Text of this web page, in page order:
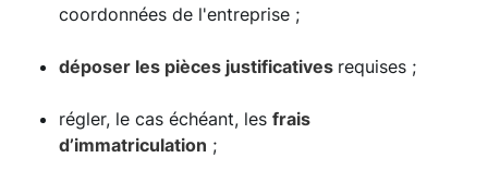
coordonnées de l'entreprise ;
déposer les pièces justificatives requises ;
régler, le cas échéant, les frais
d’immatriculation ;